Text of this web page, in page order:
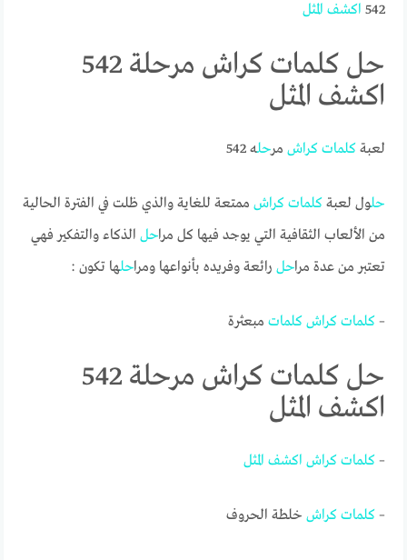
542 اكشف المثل
حل كلمات كراش مرحلة 542
اكشف المثل
لعبةكلمات كراش مرحله 542
حلول لعبةكلمات كراش ممتعة للغاية والذي ظلت في الفترة الحالية
من الألعاب الثقافية التي يوجد فيها كل مراحل الذكاء والتفكير فهي
تعتبر من عدة مراحل رائعة وفريده بأنواعها ومراحلها تكون :
–كلمات كراش كلمات مبعثرة
حل كلمات كراش مرحلة 542
اكشف المثل
–كلمات كراش اكشف المثل
–كلمات كراش خلطة الحروف